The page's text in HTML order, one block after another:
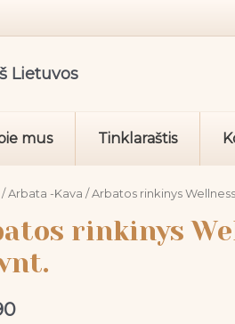
Lietuvos
mus Tinklaraštis
/Arbata -Kava / Arbatos rinkinys
rinkinys